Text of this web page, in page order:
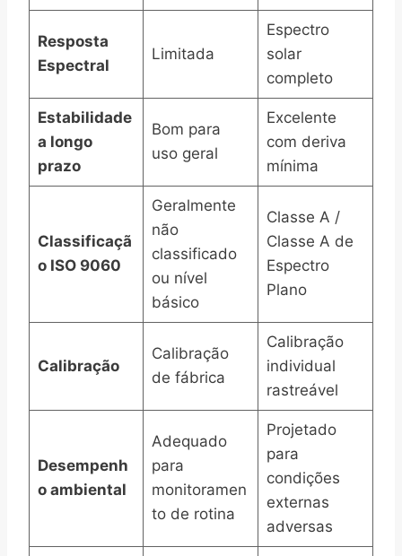
Resposta
Espectral
Limitada
Espectro
solar
completo
Estabilidade
a longo
prazo
Bom para
uso geral
Excelente
com deriva
mínima
Classificaçã
o ISO 9060
Geralmente
não
classificado
ou nível
básico
Classe A /
Classe A de
Espectro
Plano
Calibração
Calibração
de fábrica
Calibração
individual
rastreável
Desempenh
o ambiental
Adequado
para
monitoramen
to de rotina
Projetado
para
condições
externas
adversas